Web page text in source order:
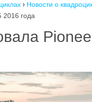
 Новости о
2016 года